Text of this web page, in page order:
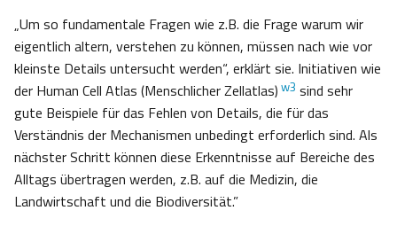
„Um so fundamentale Fragen wie z.B. die Frage warum wir
eigentlich altern, verstehen zu können, müssen nach wie vor
kleinste Details untersucht werden“, erklärt sie. Initiativen wie
der Human Cell Atlas (Menschlicher Zellatlas) w3 sind sehr
gute Beispiele für das Fehlen von Details, die für das
Verständnis der Mechanismen unbedingt erforderlich sind. Als
nächster Schritt können diese Erkenntnisse auf Bereiche des
Alltags übertragen werden, z.B. auf die Medizin, die
Landwirtschaft und die Biodiversität.”